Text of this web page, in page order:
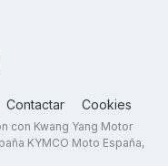
Contactar Cookies
con Kwang Yang Motor
KYMCO Moto España,